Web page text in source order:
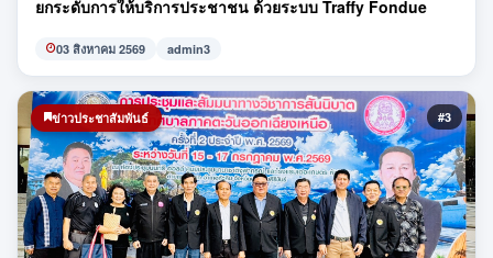
ยกระดับการให้บริการประชาชน ด้วยระบบ Traffy Fondue
03 สิงหาคม 2569 admin3
ข่าวประชาสัมพันธ์ #3